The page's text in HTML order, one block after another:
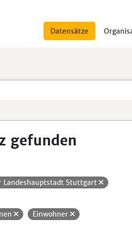
Datensätze
gefunden
Landeshauptstadt Stuttgart
Einwohner